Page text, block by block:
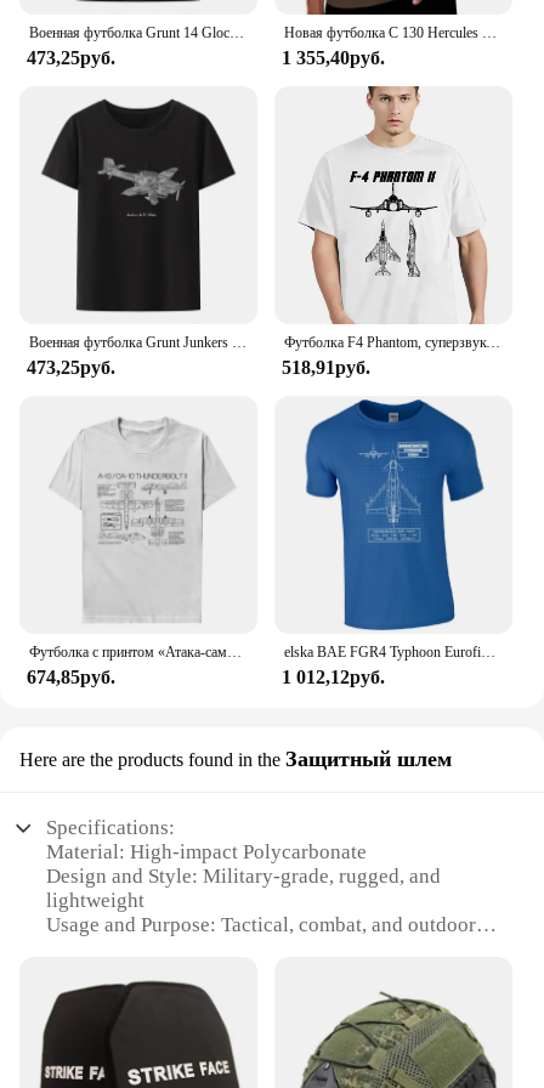
Военная футболка Grunt 14 Glock 17 1985, патентованная модальная футболка с юмором, новинка, мужская одежда, летняя дышащая футболка с короткими рукавами
473,25руб.
Новая футболка C 130 Hercules с военным транспортным самолетом и оружием, короткие черные футболки, мужские футболки с рисунком в стиле хип-хоп, лето
1 355,40руб.
Военная футболка Grunt Junkers Ju 87, футболка из модала Stuka, мужская одежда, уличная мода с короткими рукавами, хипстерская удобная повседневная рубашка с круглым вырезом
473,25руб.
Футболка F4 Phantom, суперзвуковая Военная Футболка США, новая модная футболка унисекс, Забавные топы, футболки, летняя хлопковая Футболка с круглым вырезом
518,91руб.
Футболка с принтом «Атака-самолет» US A10 OA10 Thunderbolt II, хлопковая мужская футболка с короткими рукавами и круглым вырезом для любителей милитари, новинка
674,85руб.
elska BAE FGR4 Typhoon Eurofighter, мужская футболка, военные рубашки для самолетов RAF Blueprint, короткие повседневные рубашки из 100% хлопка
1 012,12руб.
Here are the products found in the Защитный шлем
Specifications:
Material: High-impact Polycarbonate
Design and Style: Military-grade, rugged, and
lightweight
Usage and Purpose: Tactical, combat, and outdoor
enforcement, and outdoor enthusiasts
Shape or Size or Weight or Quantity: Ergonomically
designed for a snug fit, with adjustable straps
Performance and Property: Meets military drop-test